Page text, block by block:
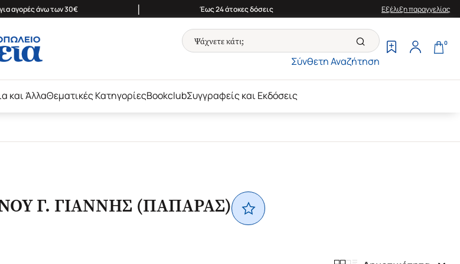
αγορές άνω των 30€ | Έως 24 άτοκες δόσεις Εξέλιξη παραγγελίας
Σύνθετη Αναζήτηση
0
και ΆλλαΘεματικές ΚατηγορίεςBookclubΣυγγραφείς και Εκδόσεις
Γ. ΓΙΑΝΝΗΣ (ΠΑΠΑΡΑΣ)